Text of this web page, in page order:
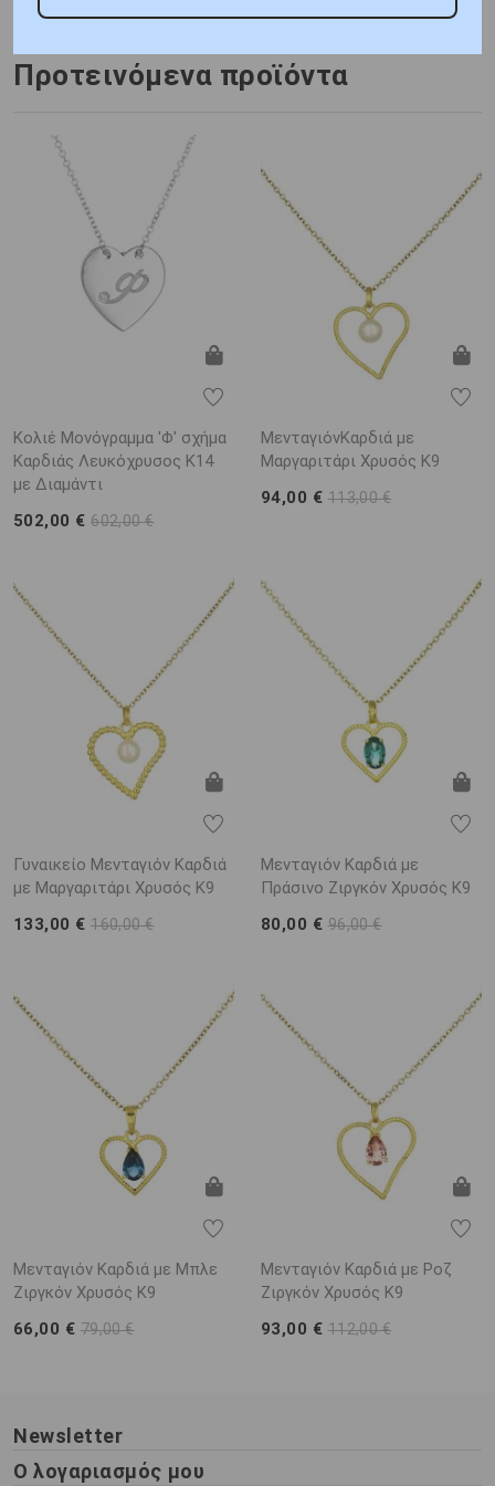
Προτεινόμενα προϊόντα
Κολιέ Μονόγραμμα 'Φ' σχήμα
Καρδιάς Λευκόχρυσος K14
με Διαμάντι
502,00 €602,00 €
ΜενταγιόνΚαρδιά με
Μαργαριτάρι Χρυσός K9
94,00 € 113,00 €
Γυναικείο Μενταγιόν Καρδιά
με Μαργαριτάρι Χρυσός K9
133,00 €160,00 €
Μενταγιόν Καρδιά με
Πράσινο Ζιργκόν Χρυσός K9
80,00 € 96,00 €
Μενταγιόν Καρδιά με Μπλε
Ζιργκόν Χρυσός K9
66,00 € 79,00 €
Μενταγιόν Καρδιά με Ροζ
Ζιργκόν Χρυσός K9
93,00 € 112,00 €
Newsletter
Ο λογαριασμός μου